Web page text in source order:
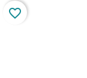
favorite_border